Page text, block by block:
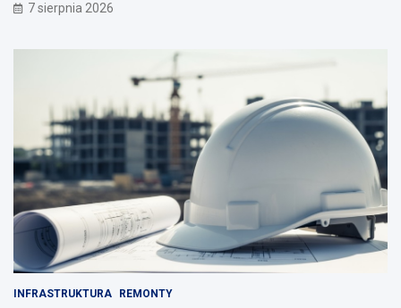
7 sierpnia 2026
INFRASTRUKTURA REMONTY